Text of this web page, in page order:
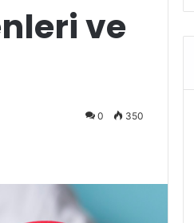
ve
0 350